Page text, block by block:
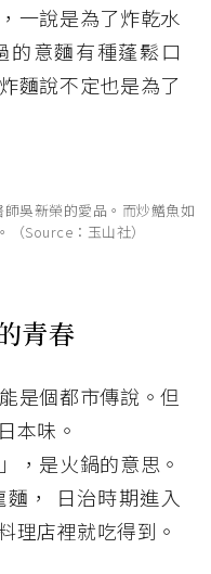
一說是為了炸乾水
的意麵有種蓬鬆口
麵說不定也是為了
吳新榮的愛品。而炒鱔魚如
Source：玉山社）
青春
是個都市傳說。但
本味。
，是火鍋的意思。
， 日治時期進入
理店裡就吃得到。